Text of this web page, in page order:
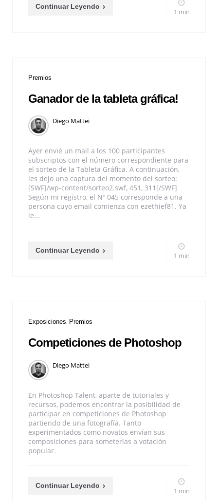
Continuar Leyendo
1 min
Premios
Ganador de la tableta gráfica!
Diego Mattei
Ayer envié un mail a los 100 participantes
subscriptos con el número correspondiente para
el sorteo de la Tableta Gráfica. A continuación,
les dejo una captura del momento del sorteo:
[SWF]/wp-content/sorteo2.swf, 451, 311[/SWF]
Según mi registro, el Nº 045 corresponde a una
persona cuyo email comienza con ezethief81. Ya
le...
Continuar Leyendo
1 min
Exposiciones Premios
Competiciones de Photoshop
Diego Mattei
En Photoshop Talent, aparte de tutoriales y
recursos, podemos encontrar la posibilidad de
participar en competiciones de Photoshop
partiendo de una fotografía. Tanto
experimentados como novatos envían sus
composiciones para someterlas a votación
popular.
Continuar Leyendo
1 min